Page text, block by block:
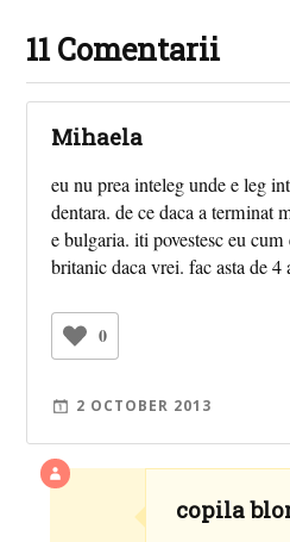
11 Comentarii
Mihaela
eu nu prea inteleg unde e leg
dentara. de ce daca a terminat
e bulgaria. iti povestesc eu
britanic daca vrei. fac asta de 4
0
2 OCTOBER 2013
copila